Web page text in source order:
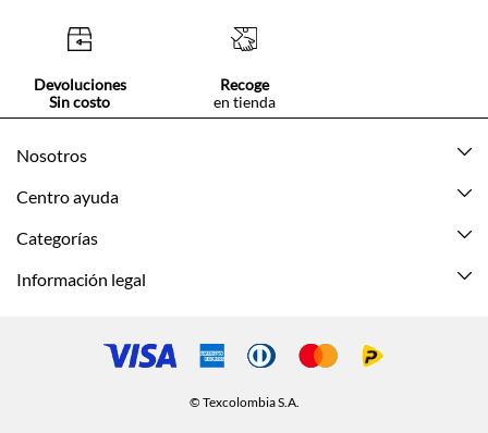
Devoluciones
Sin costo
Recoge
en tienda
Nosotros
Acerca de Tennis
Centro ayuda
Mis pedidos
Guía de tallas
Categorías
Nuevo
Información legal
Politica de envío y devolución
© Texcolombia S.A.